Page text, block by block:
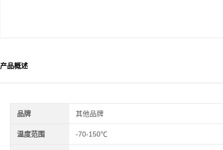
产品概述
品牌 其他品牌
温度范围 -70-150℃